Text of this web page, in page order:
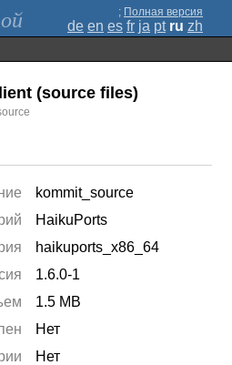
; Полная версия
de en es fr ja pt ru zh
(source files)
kommit_source
HaikuPorts
haikuports_x86_64
1.6.0-1
1.5 MB
Нет
Нет